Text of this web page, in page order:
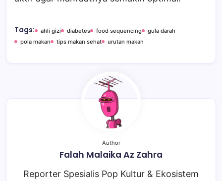
Tags: ahli gizi diabetes food sequencing
gula darah
pola makan
tips makan sehat urutan makan
Author
Falah Malaika Az Zahra
Reporter Spesialis Pop Kultur & Ekosistem